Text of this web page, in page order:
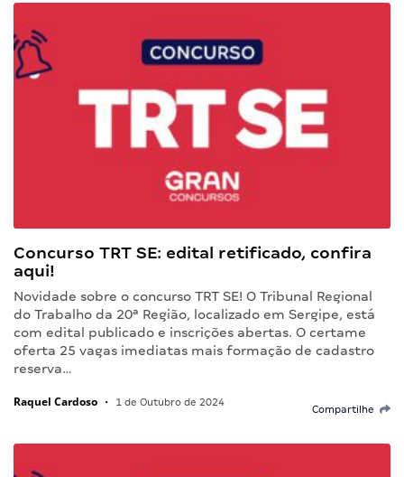
Concurso TRT SE: edital retificado, confira
aqui!
Novidade sobre o concurso TRT SE! O Tribunal Regional
do Trabalho da 20ª Região, localizado em Sergipe, está
com edital publicado e inscrições abertas. O certame
oferta 25 vagas imediatas mais formação de cadastro
reserva…
Raquel Cardoso • 1 de Outubro de 2024
Compartilhe